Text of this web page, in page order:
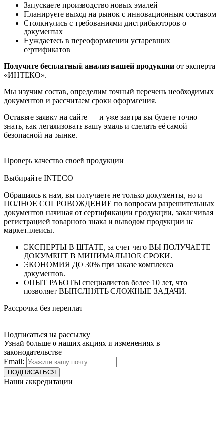
Запускаете производство новых эмалей
Планируете выход на рынок с инновационным составом
Столкнулись с требованиями дистрибьюторов о
документах
Нуждаетесь в переоформлении устаревших
сертификатов
Получите бесплатный анализ вашей продукции от эксперта
«ИНТЕКО».
Мы изучим состав, определим точный перечень необходимых
документов и рассчитаем сроки оформления.
Оставьте заявку на сайте — и уже завтра вы будете точно
знать, как легализовать вашу эмаль и сделать её самой
безопасной на рынке.
Проверь качество своей продукции
Выбирайте INTECO
Обращаясь к нам, вы получаете не только документы, но и
ПОЛНОЕ СОПРОВОЖДЕНИЕ по вопросам разрешительных
документов начиная от сертификации продукции, заканчивая
регистрацией товарного знака и выводом продукции на
маркетплейсы.
ЭКСПЕРТЫ В ШТАТЕ, за счет чего ВЫ ПОЛУЧАЕТЕ
ДОКУМЕНТ В МИНИМАЛЬНОЕ СРОКИ.
ЭКОНОМИЯ ДО 30% при заказе комплекса
документов.
ОПЫТ РАБОТЫ специалистов более 10 лет, что
позволяет ВЫПОЛНЯТЬ СЛОЖНЫЕ ЗАДАЧИ.
Рассрочка без переплат
Подписаться на рассылку
Узнай больше о наших акциях и изменениях в
законодательстве
Email:
Наши аккредитации